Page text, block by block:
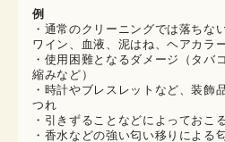
例
・通常のクリーニングでは落ちな
ワイン、血液、泥はね、ヘアカラ
・使用困難となるダメージ（タバ
縮みなど）
・時計やブレスレットなど、装飾
つれ
・引きずることなどによっておこ
・香水などの強い匂い移りによる